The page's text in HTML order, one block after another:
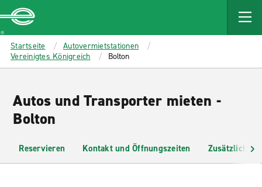
MAIN
CONTENT
Enterprise
Startseite
Autovermietstationen
Vereinigtes Königreich
Bolton
Autos und Transporter mieten -
Bolton
Reservieren Kontakt und Öffnungszeiten Zusätzliche